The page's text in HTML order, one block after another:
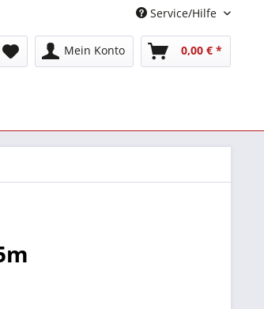
Service/Hilfe
Mein Konto 0,00 € *